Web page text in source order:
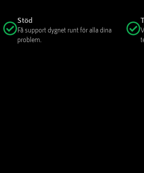
Stöd
Få support dygnet runt för alla dina
problem.